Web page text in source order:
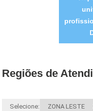
Regiões de
Selecione: ZONA LESTE